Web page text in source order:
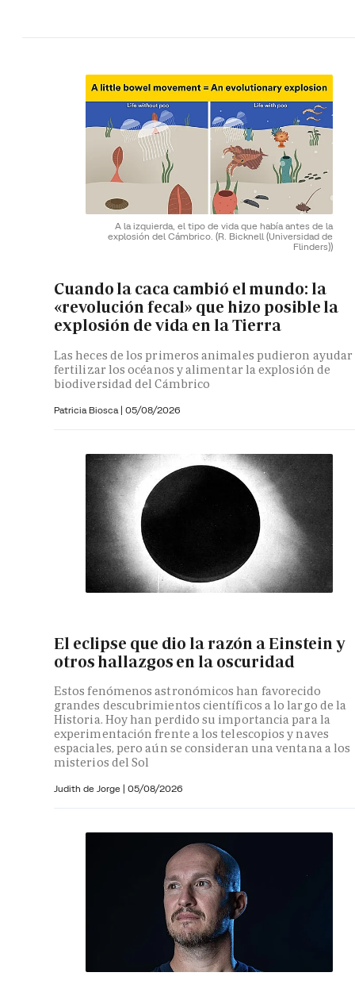
A la izquierda, el tipo de vida que había antes de la
explosión del Cámbrico. (R. Bicknell (Universidad de
Flinders))
Cuando la caca cambió el mundo: la
«revolución fecal» que hizo posible la
explosión de vida en la Tierra
Las heces de los primeros animales pudieron ayudar
fertilizar los océanos y alimentar la explosión de
biodiversidad del Cámbrico
Patricia Biosca | 05/08/2026
El eclipse que dio la razón a Einstein y
otros hallazgos en la oscuridad
Estos fenómenos astronómicos han favorecido
grandes descubrimientos científicos a lo largo de la
Historia. Hoy han perdido su importancia para la
experimentación frente a los telescopios y naves
espaciales, pero aún se consideran una ventana a los
misterios del Sol
Judith de Jorge | 05/08/2026